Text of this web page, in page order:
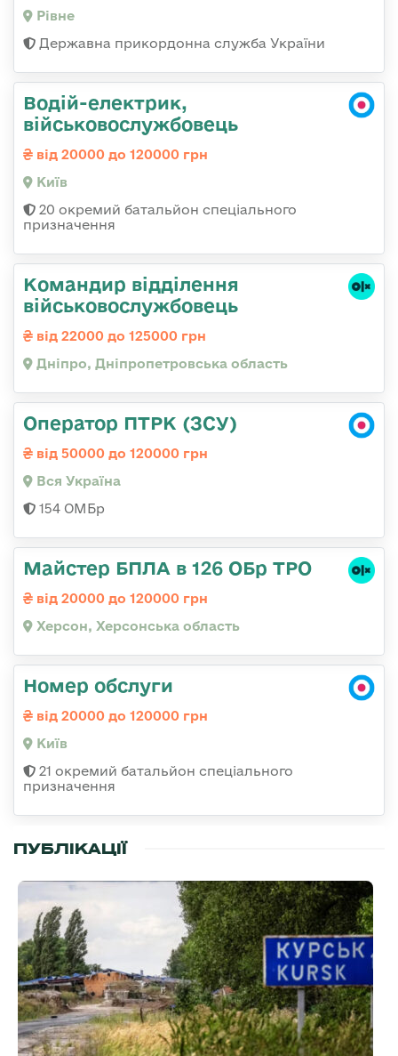
Рівне
Державна прикордонна служба України
Водій-електрик,
військовослужбовець
від 20000 до 120000 грн
Київ
20 окремий батальйон спеціального
призначення
Командир відділення
військовослужбовець
від 22000 до 125000 грн
Дніпро, Дніпропетровська область
Оператор ПТРК (ЗСУ)
від 50000 до 120000 грн
Вся Україна
154 ОМБр
Майстер БПЛА в 126 ОБр ТРО
від 20000 до 120000 грн
Херсон, Херсонська область
Номер обслуги
від 20000 до 120000 грн
Київ
21 окремий батальйон спеціального
призначення
ПУБЛІКАЦІЇ